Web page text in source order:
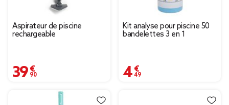
Aspirateur de piscine
rechargeable
39,90 €
Kit analyse pour piscine 50
bandelettes 3 en 1
4,49 €